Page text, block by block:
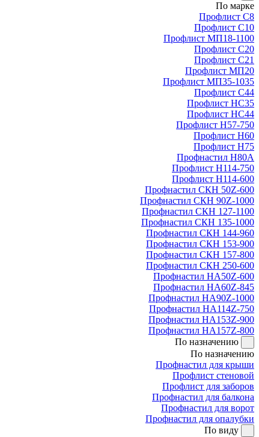
По марке
Профлист С8
Профлист С10
Профлист МП18-1100
Профлист С20
Профлист С21
Профлист МП20
Профлист МП35-1035
Профлист С44
Профлист НС35
Профлист НС44
Профлист Н57-750
Профлист Н60
Профлист Н75
Профнастил Н80А
Профлист Н114-750
Профлист Н114-600
Профнастил СКН 50Z-600
Профнастил СКН 90Z-1000
Профнастил СКН 127-1100
Профнастил СКН 135-1000
Профнастил СКН 144-960
Профнастил СКН 153-900
Профнастил СКН 157-800
Профнастил СКН 250-600
Профнастил НА50Z-600
Профнастил НА60Z-845
Профнастил НА90Z-1000
Профнастил НА114Z-750
Профнастил НА153Z-900
Профнастил НА157Z-800
По назначению
По назначению
Профнастил для крыши
Профлист стеновой
Профлист для заборов
Профнастил для балкона
Профнастил для ворот
Профнастил для опалубки
По виду